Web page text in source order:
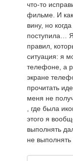
что-то
фильме. И как
вину, но
поступила…
правил,
ситуация: я
телефоне, а
экране
прочитать
меня не
, где была
этого я
выполнять
не